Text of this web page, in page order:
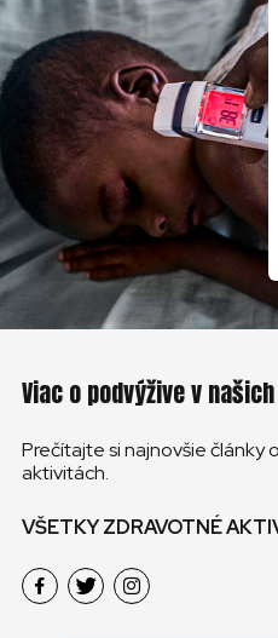
Viac o podvýžive v
Prečítajte si najnovšie články
aktivitách.
VŠETKY ZDRAVOTNÉ